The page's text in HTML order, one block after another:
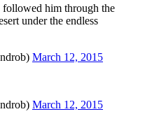
followed him through the
under the endless
March 12, 2015
March 12, 2015